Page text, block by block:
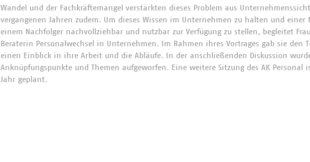
Wandel und der Fachkräftemangel verstärkten dieses Problem aus
vergangenen Jahren zudem. Um dieses Wissen im Unternehmen zu halten und einer
einem Nachfolger nachvollziehbar und nutzbar zur Verfügung zu stellen, begleitet
Beraterin Personalwechsel in Unternehmen. Im Rahmen ihres Vortrages gab sie den
einen Einblick in ihre Arbeit und die Abläufe. In der anschließenden Diskussion
Anknüpfungspunkte und Themen aufgeworfen. Eine weitere Sitzung des AK Personal
Jahr geplant.